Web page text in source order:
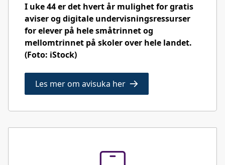
I uke 44 er det hvert år mulighet for gratis
aviser og digitale undervisningsressurser
for elever på hele småtrinnet og
mellomtrinnet på skoler over hele landet.
(Foto: iStock)
Les mer om avisuka her